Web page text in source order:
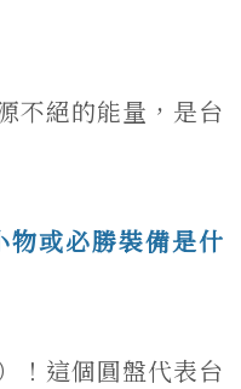
不絕的能量，是台
物或必勝裝備是什
！這個圓盤代表台